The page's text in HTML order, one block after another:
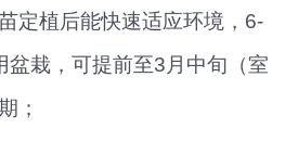
定植后能快速适应环境，6-
盆栽，可提前至3月中旬（室
；